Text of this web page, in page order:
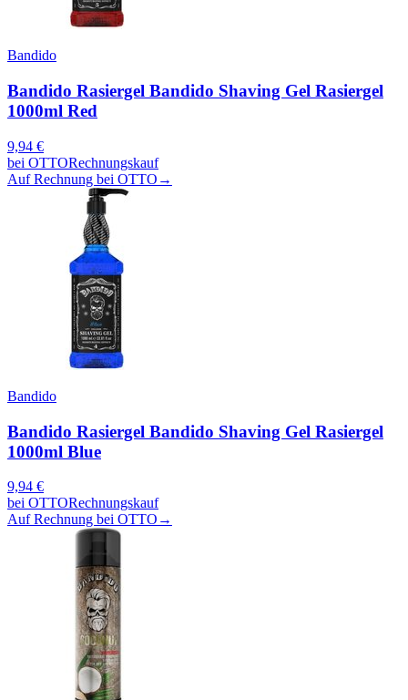
Bandido
Bandido Rasiergel Bandido Shaving Gel Rasiergel
1000ml Red
9,94 €
bei OTTORechnungskauf
Auf Rechnung bei OTTO →
Bandido
Bandido Rasiergel Bandido Shaving Gel Rasiergel
1000ml Blue
9,94 €
bei OTTORechnungskauf
Auf Rechnung bei OTTO →